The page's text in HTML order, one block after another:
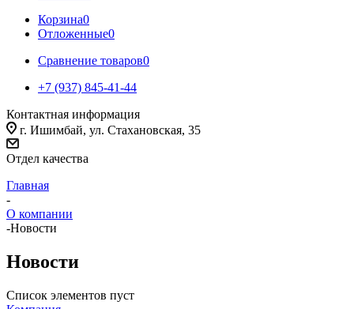
Корзина0
Отложенные0
Сравнение товаров0
+7 (937) 845-41-44
Контактная информация
г. Ишимбай, ул. Стахановская, 35
Отдел качества
Главная
-
О компании
-Новости
Новости
Список элементов пуст